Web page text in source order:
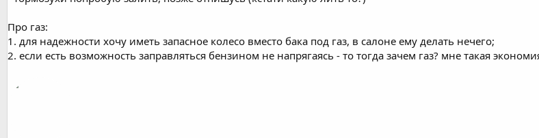
Про газ:
1. для надежности хочу иметь запасное колесо вместо бака под газ, в салоне ему делать нечего;
2. если есть возможность заправляться бензином не напрягаясь - то тогда зачем газ? мне такая